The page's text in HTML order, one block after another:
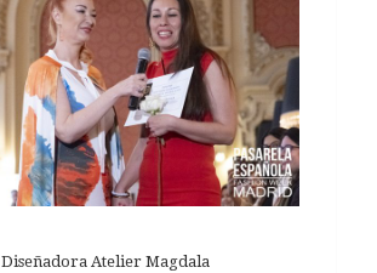
Diseñadora Atelier Magdala